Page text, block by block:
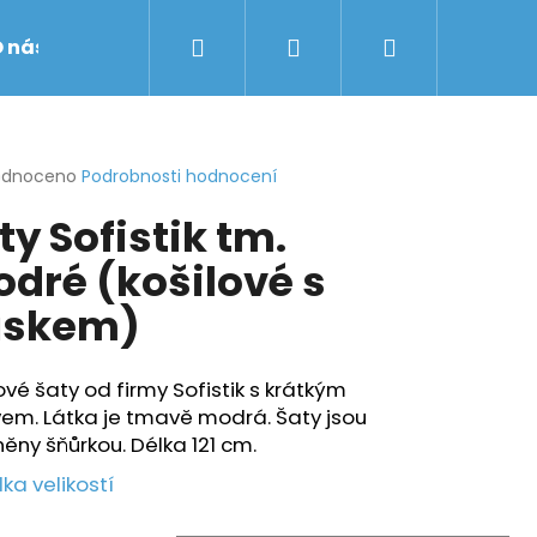
nás Obchodní podmínky Značky
Přihlášení
Podrobnosti hodnocení
Sofistik tm.
(košilové s
šaty od firmy Sofistik s krátkým
Látka je tmavě modrá. Šaty jsou
šňůrkou. Délka 121 cm.
velikostí